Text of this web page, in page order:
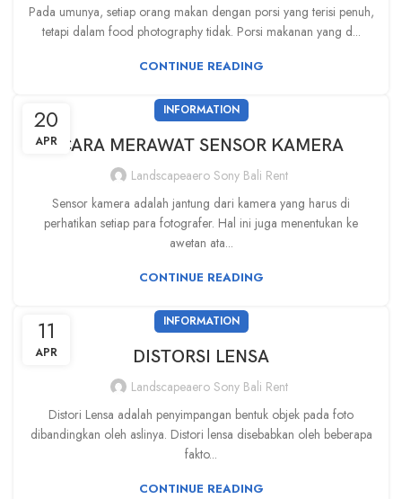
Pada umunya, setiap orang makan dengan porsi yang terisi penuh,
tetapi dalam food photography tidak. Porsi makanan yang d...
CONTINUE READING
20
APR
INFORMATION
CARA MERAWAT SENSOR KAMERA
Landscapeaero Sony Bali Rent
Sensor kamera adalah jantung dari kamera yang harus di
perhatikan setiap para fotografer. Hal ini juga menentukan ke
awetan ata...
CONTINUE READING
11
APR
INFORMATION
DISTORSI LENSA
Landscapeaero Sony Bali Rent
Distori Lensa adalah penyimpangan bentuk objek pada foto
dibandingkan oleh aslinya. Distori lensa disebabkan oleh beberapa
fakto...
CONTINUE READING